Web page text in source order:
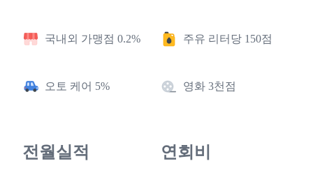
국내외 가맹점 0.2% 주유 리터당 150점
오토 케어 5% 영화 3천점
전월실적 연회비